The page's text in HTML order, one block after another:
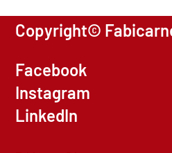
Copyright©
Facebook
Instagram
LinkedIn